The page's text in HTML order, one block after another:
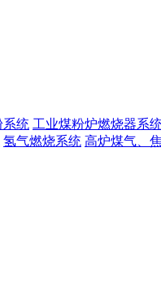
系统 工业煤粉炉燃烧器系
氢气燃烧系统 高炉煤气、